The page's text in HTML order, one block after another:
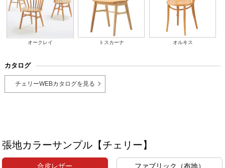
オークレイ トスカーナ オルキス
カタログ
チェリーWEBカタログを見る